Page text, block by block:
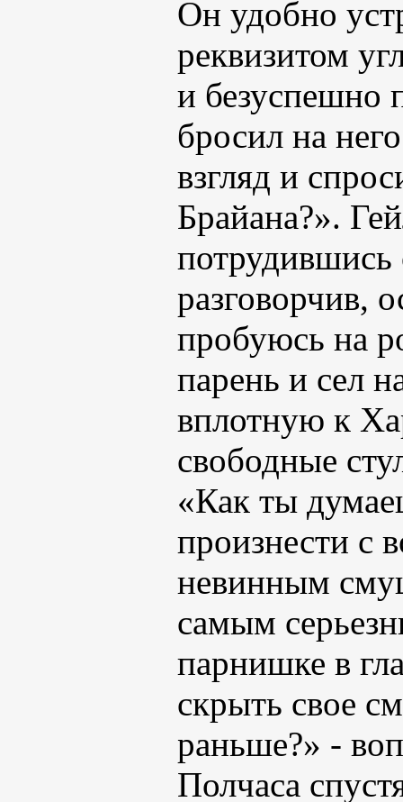
Он удобно
реквизитом
и безуспешно
бросил на
взгляд и
Брайана?».
потрудившись
разговорчив,
пробуюсь на
парень и сел
вплотную к
свободные
«Как ты
произнести с
невинным
самым
парнишке в
скрыть свое
раньше?» -
Полчаса